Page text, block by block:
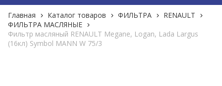
Главная Каталог товаров ФИЛЬТРА
RENAULT
ФИЛЬТРА MАСЛЯНЫЕ
Фильтр масляный RENAULT Megane, Logan, Lada Largus
(16кл) Symbol MANN W 75/3